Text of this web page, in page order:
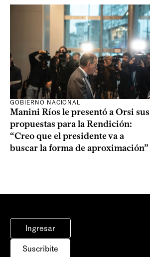
GOBIERNO NACIONAL
Manini Ríos le presentó a Orsi sus
propuestas para la Rendición:
“Creo que el presidente va a
buscar la forma de aproximación”
Ingresar
Suscribite